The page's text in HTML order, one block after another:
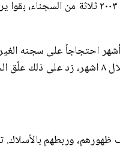
دخل السيد باي سانيوان في إضراب عن الطعام لمدة ٦ أشهر
٢٠١۰ أُرغم على الجلوس على كرسي صغير لمدة ١٥ساعة
خلف ظهورهم، وربطهم